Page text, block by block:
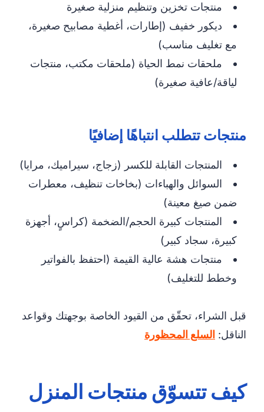
منتجات تخزين وتنظيم منزلية صغيرة
ديكور خفيف (إطارات، أغطية مصابيح صغيرة،
مع تغليف مناسب)
ملحقات نمط الحياة (ملحقات مكتب، منتجات
لياقة/عافية صغيرة)
منتجات تتطلب انتباهًا إضافيًا
المنتجات القابلة للكسر (زجاج، سيراميك، مرايا)
السوائل والهباءات (بخاخات تنظيف، معطرات
ضمن صيغ معينة)
المنتجات كبيرة الحجم/الضخمة (كراسٍ، أجهزة
كبيرة، سجاد كبير)
منتجات هشة عالية القيمة (احتفظ بالفواتير
وخطط للتغليف)
قبل الشراء، تحقّق من القيود الخاصة بوجهتك وقواعد
الناقل: السلع المحظورة
كيف تتسوّق منتجات المنزل